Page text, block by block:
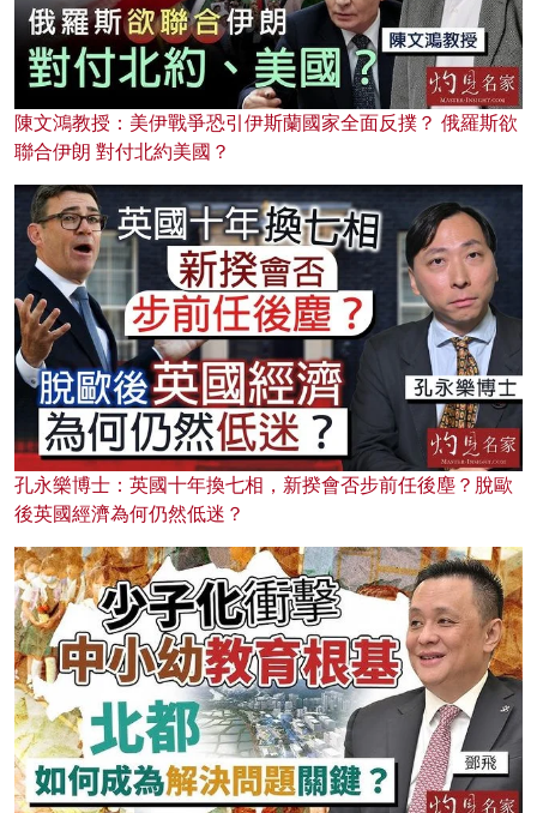
陳文鴻教授：美伊戰爭恐引伊斯蘭國家全面反撲？ 俄羅斯欲
聯合伊朗 對付北約美國？
孔永樂博士：英國十年換七相，新揆會否步前任後塵？脫歐
後英國經濟為何仍然低迷？